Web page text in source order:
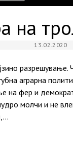
на
13.02.2020
аграрна
на фер и
и не